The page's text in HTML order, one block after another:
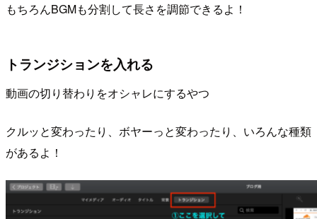
もちろんBGMも分割して長さを調節できるよ！
トランジションを入れる
動画の切り替わりをオシャレにするやつ
クルッと変わったり、ボヤーっと変わったり、いろんな種類
があるよ！